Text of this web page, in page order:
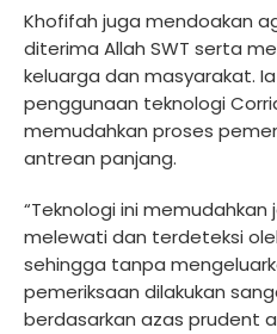
Khofifah juga mendoakan
diterima Allah SWT serta
keluarga dan masyarakat.
penggunaan teknologi
memudahkan proses
antrean panjang.
“Teknologi ini
melewati dan terdeteksi
sehingga tanpa
pemeriksaan dilakukan
berdasarkan azas prudent